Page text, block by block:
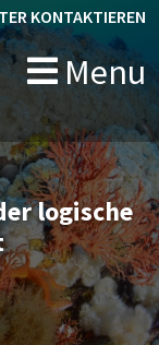
Menu
KONTAKTIEREN
logische